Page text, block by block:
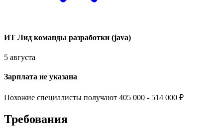
ИТ Лид команды разработки (java)
5 августа
Зарплата не указана
Похожие специалисты получают 405 000 - 514 000 ₽
Требования